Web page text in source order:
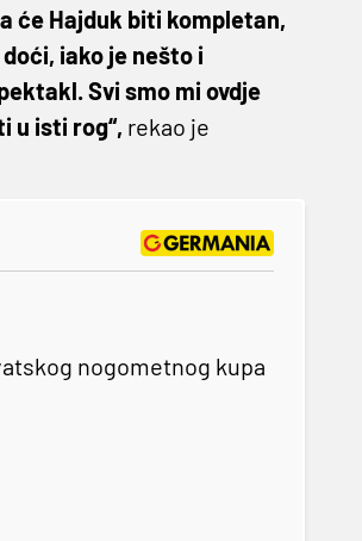
će Hajduk biti kompletan,
iako je nešto i
Svi smo mi ovdje
u isti rog“, rekao je
nogometnog kupa